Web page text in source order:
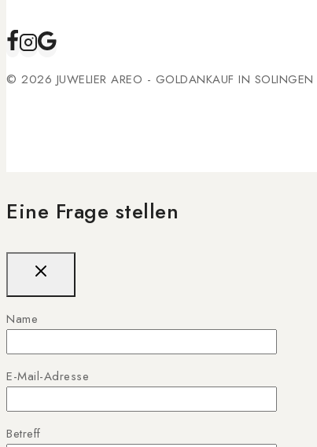
© 2026 JUWELIER AREO - GOLDANKAUF IN SOLINGEN
Eine Frage stellen
Name
E-Mail-Adresse
Betreff